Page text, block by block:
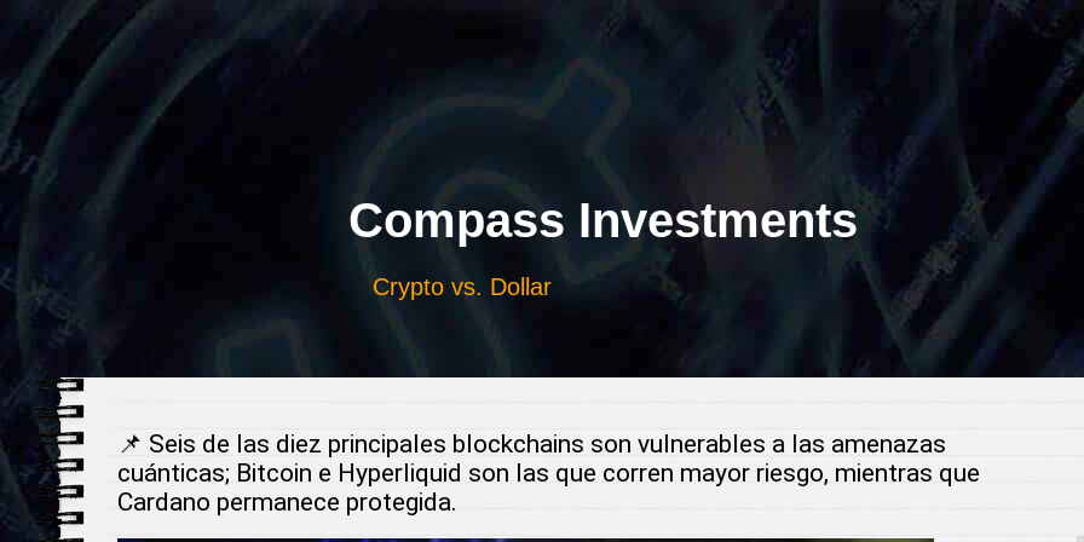
Выберите
язык
Compass Investments
Crypto vs. Dollar
📌 Seis de las diez principales blockchains son vulnerables a las amenazas
cuánticas; Bitcoin e Hyperliquid son las que corren mayor riesgo, mientras que
Cardano permanece protegida.